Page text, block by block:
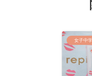
女子中